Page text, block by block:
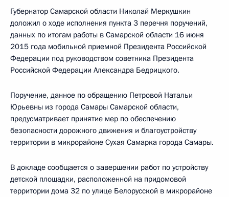
Губернатор Самарской области Николай Меркушкин
доложил о ходе исполнения пункта 3 перечня поручений,
данных по итогам работы в Самарской области 16 июня
2015 года мобильной приемной Президента Российской
Федерации под руководством советника Президента
Российской Федерации Александра Бедрицкого.
Поручение, данное по обращению Петровой Натальи
Юрьевны из города Самары Самарской области,
предусматривает принятие мер по обеспечению
безопасности дорожного движения и благоустройству
территории в микрорайоне Сухая Самарка города Самары.
В докладе сообщается о завершении работ по устройству
детской площадки, расположенной на придомовой
территории дома 32 по улице Белорусской в микрорайоне